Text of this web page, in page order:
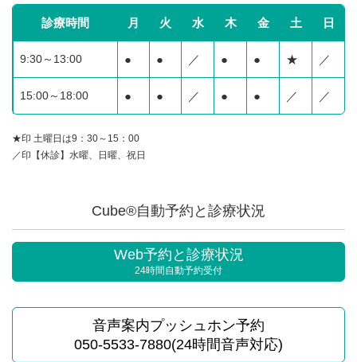
診療時間 月 火 水 木 金 土 日
9:30～13:00 ● ● ／ ● ● ★ ／
15:00～18:00 ● ● ／ ● ● ／ ／
★印 土曜日は9：30～15：00
／印【休診】水曜、日曜、祝日
Cube®自動予約と診療状況
Web予約と診療状況
24時間自動予約受付
音声案内プッシュホン予約
050-5533-7880(24時間音声対応)